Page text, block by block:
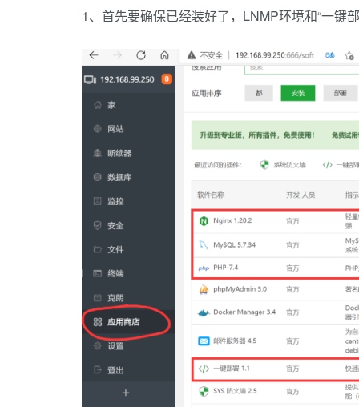
1、首先要确保已经装好了，LNMP环境和“一键